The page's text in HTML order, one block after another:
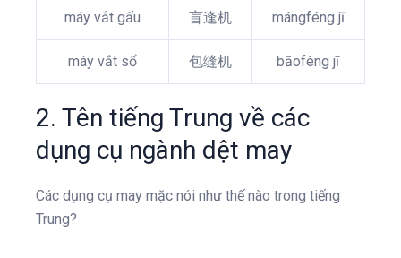
máy vắt gấu 盲逢机 mángféng jī
máy vắt sổ 包缝机 bāofèng jī
2. Tên tiếng Trung về các
dụng cụ ngành dệt may
Các dụng cụ may mặc nói như thế nào trong tiếng
Trung?